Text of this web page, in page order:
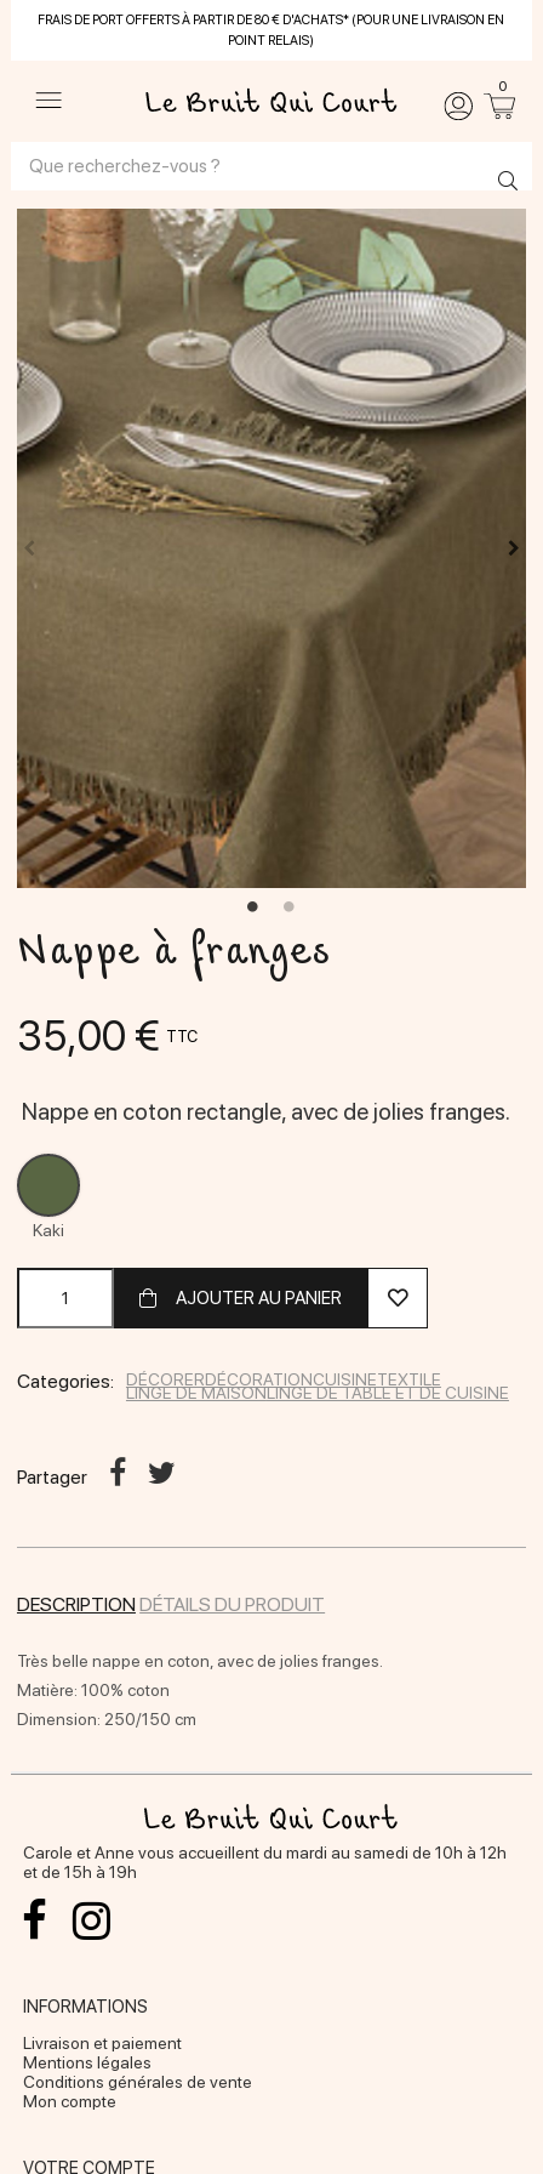
FRAIS DE PORT OFFERTS À PARTIR DE 80 € D'ACHATS* (POUR UNE LIVRAISON EN
POINT RELAIS)
0
Nappe à franges
35,00 € TTC
Nappe en coton rectangle, avec de jolies franges.
Kaki
AJOUTER AU PANIER
Categories: DÉCORERDÉCORATIONCUISINETEXTILE
LINGE DE MAISONLINGE DE TABLE ET DE CUISINE
Partager
DESCRIPTION DÉTAILS DU PRODUIT
Très belle nappe en coton, avec de jolies franges.
Matière: 100% coton
Dimension: 250/150 cm
Carole et Anne vous accueillent du mardi au samedi de 10h à 12h
et de 15h à 19h
INFORMATIONS
Livraison et paiement
Mentions légales
Conditions générales de vente
Mon compte
VOTRE COMPTE